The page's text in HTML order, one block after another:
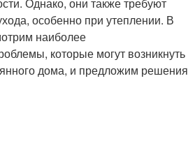
особенно при утеплении. В
наиболее
которые могут возникнуть
дома, и предложим решения